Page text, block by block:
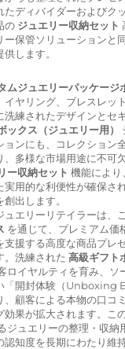
たディバイダーおよびク
の ジュエリー収納セット
ー保管ソリューションと
します。
ムジュエリーパッケージ
イヤリング、ブレスレッ
洗練されたデザインとセ
ックス（ジュエリー用）
ョンにも、コレクション
多様な市場用途に不可
ー収納セット 機能により
用的な利便性が確保さ
出します。
ュエリーリテイラーは、
を通じて、プレミアム価
支援する高度な商品プレ
。洗練された 高級ギフト
ロイヤルティを育み、ソ
「開封体験（Unboxing
顧客による本物の口コ
果が拡大されます。こ
ジュエリーの整理・収納
知度を長期にわたり維持